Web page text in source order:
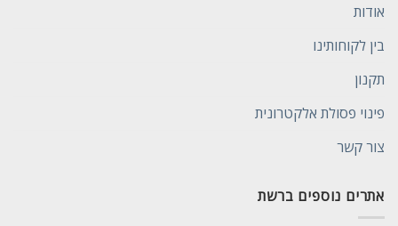
אודות
בין לקוחותינו
תקנון
פינוי פסולת אלקטרונית
צור קשר
אתרים נוספים ברשת